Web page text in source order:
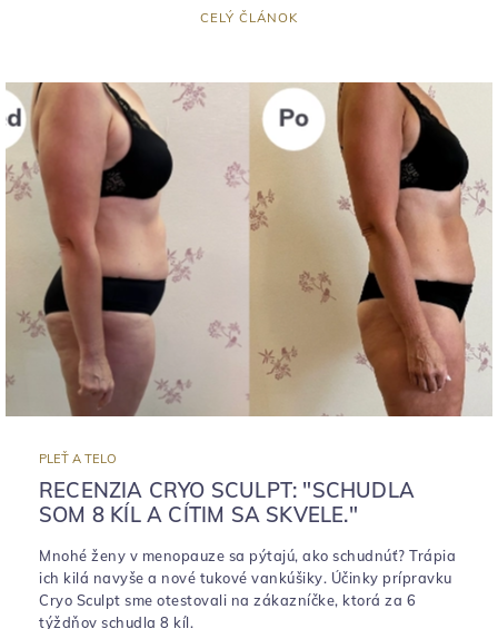
CELÝ ČLÁNOK
PLEŤ A TELO
RECENZIA CRYO SCULPT: "SCHUDLA
SOM 8 KÍL A CÍTIM SA SKVELE."
Mnohé ženy v menopauze sa pýtajú, ako schudnúť? Trápia
ich kilá navyše a nové tukové vankúšiky. Účinky prípravku
Cryo Sculpt sme otestovali na zákazníčke, ktorá za 6
týždňov schudla 8 kíl.